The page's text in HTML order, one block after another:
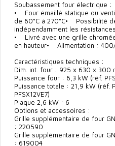
Soubassement four électrique :
• Four émaillé statique ou
de 60°C à 270°C• Possibilité
indépendamment les
• Livré avec une grille
en hauteur• Alimentation :
Caractéristiques techniques :
Dim. int. four : 925 x 630 x 300
Puissance four : 6,3 kW (réf.
Puissance totale : 21,9 kW (réf.
PFSX12VE7)
Plaque 2,6 kW : 6
Options et accessoires :
Grille supplémentaire de four
: 220590
Grille supplémentaire de four
: 619004